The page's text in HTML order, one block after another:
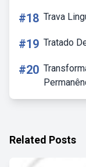
#18 Trava
#19 Tratado
#20
Related Posts